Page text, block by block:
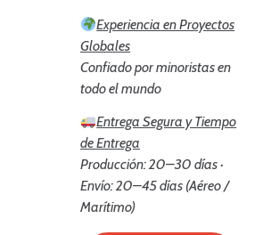
Experiencia en Proyectos
Globales
Confiado por minoristas en
todo el mundo
Entrega Segura y Tiempo
de Entrega
Producción: 20–30 días ·
Envío: 20–45 días (Aéreo /
Marítimo)